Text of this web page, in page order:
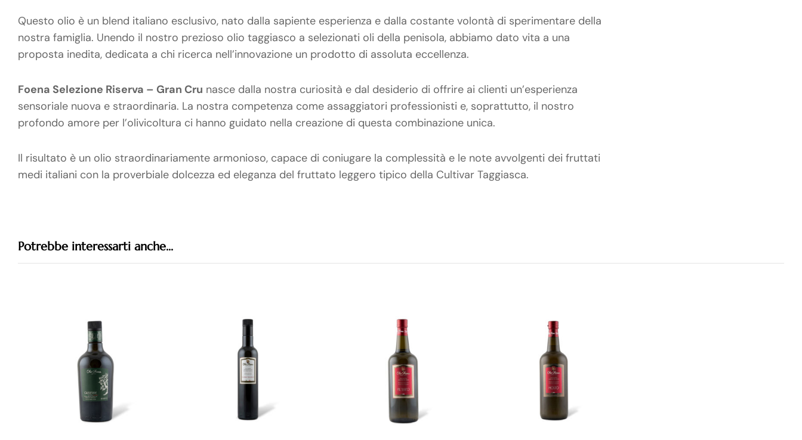
Questo olio è un blend italiano esclusivo, nato dalla sapiente esperienza e dalla costante volontà di sperimentare della
nostra famiglia. Unendo il nostro prezioso olio taggiasco a selezionati oli della penisola, abbiamo dato vita a una
proposta inedita, dedicata a chi ricerca nell’innovazione un prodotto di assoluta eccellenza.
Foena Selezione Riserva – Gran Cru nasce dalla nostra curiosità e dal desiderio di offrire ai clienti un’esperienza
sensoriale nuova e straordinaria. La nostra competenza come assaggiatori professionisti e, soprattutto, il nostro
profondo amore per l’olivicoltura ci hanno guidato nella creazione di questa combinazione unica.
Il risultato è un olio straordinariamente armonioso, capace di coniugare la complessità e le note avvolgenti dei fruttati
medi italiani con la proverbiale dolcezza ed eleganza del fruttato leggero tipico della Cultivar Taggiasca.
Potrebbe interessarti anche...